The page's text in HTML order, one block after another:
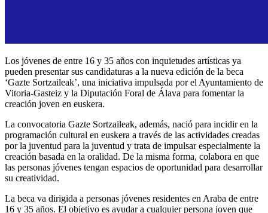
Los jóvenes de entre 16 y 35 años con inquietudes artísticas ya
pueden presentar sus candidaturas a la nueva edición de la beca
‘Gazte Sortzaileak’, una iniciativa impulsada por el Ayuntamiento de
Vitoria-Gasteiz y la Diputación Foral de Álava para fomentar la
creación joven en euskera.
La convocatoria Gazte Sortzaileak, además, nació para incidir en la
programación cultural en euskera a través de las actividades creadas
por la juventud para la juventud y trata de impulsar especialmente la
creación basada en la oralidad. De la misma forma, colabora en que
las personas jóvenes tengan espacios de oportunidad para desarrollar
su creatividad.
La beca va dirigida a personas jóvenes residentes en Araba de entre
16 y 35 años. El objetivo es ayudar a cualquier persona joven que